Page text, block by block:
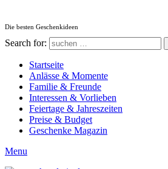
Die besten Geschenkideen
Search for:
Startseite
Anlässe & Momente
Familie & Freunde
Interessen & Vorlieben
Feiertage & Jahreszeiten
Preise & Budget
Geschenke Magazin
Menu